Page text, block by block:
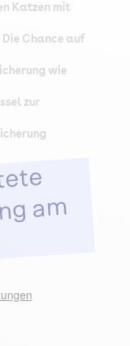
Katzen mit
Chance auf
wie
zur
am